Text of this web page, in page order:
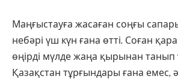
Маңғыстауға жасаған соңғы
небәрі үш күн ғана өтті. Соған
өңірді мүлде жаңа қырынан танып
Қазақстан тұрғындары ғана емес,